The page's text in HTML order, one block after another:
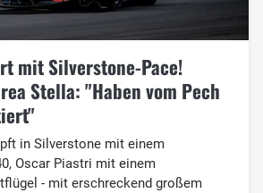
mit Silverstone-Pace!
Stella: "Haben vom Pech
in Silverstone mit einem
Oscar Piastri mit einem
- mit erschreckend großem